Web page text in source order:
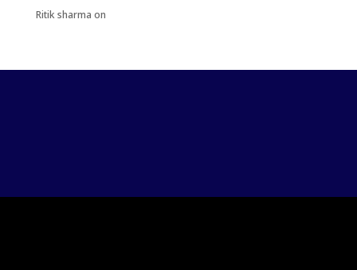
Ritik sharma on